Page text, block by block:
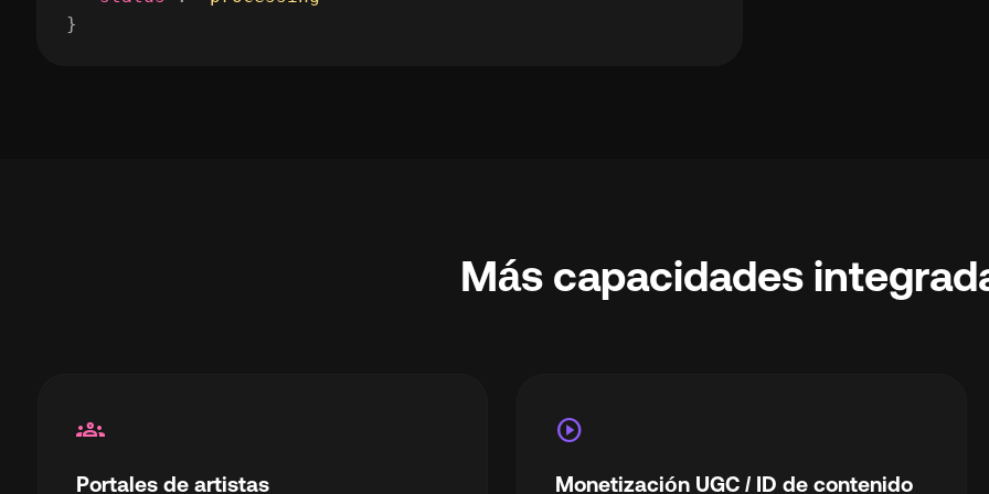
}
Más capacidades
groups
Portales de artistas
play_circle
Monetización UGC / ID de contenido